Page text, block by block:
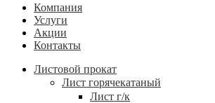
Компания
Услуги
Акции
Контакты
Листовой прокат
Лист горячекатаный
Лист г/к